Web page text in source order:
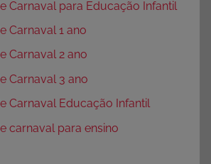
Carnaval para Educação Infantil
Carnaval 1 ano
Carnaval 2 ano
Carnaval 3 ano
Carnaval Educação Infantil
carnaval para ensino